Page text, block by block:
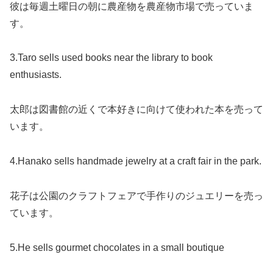
彼は毎週土曜日の朝に農産物を農産物市場で売っていま
す。
3.Taro sells used books near the library to book
enthusiasts.
太郎は図書館の近くで本好きに向けて使われた本を売って
います。
4.Hanako sells handmade jewelry at a craft fair in the park.
花子は公園のクラフトフェアで手作りのジュエリーを売っ
ています。
5.He sells gourmet chocolates in a small boutique